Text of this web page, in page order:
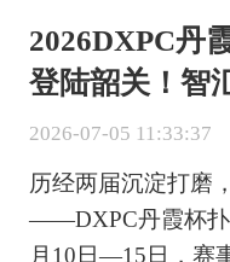
2026DXPC丹
登陆韶关！智
2026-07-05 11:33:37
历经两届沉淀打磨
——DXPC丹霞杯扑
月10日—15日，赛